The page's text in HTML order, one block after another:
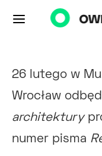
26 lutego w
Wrocław
architektury
numer pisma